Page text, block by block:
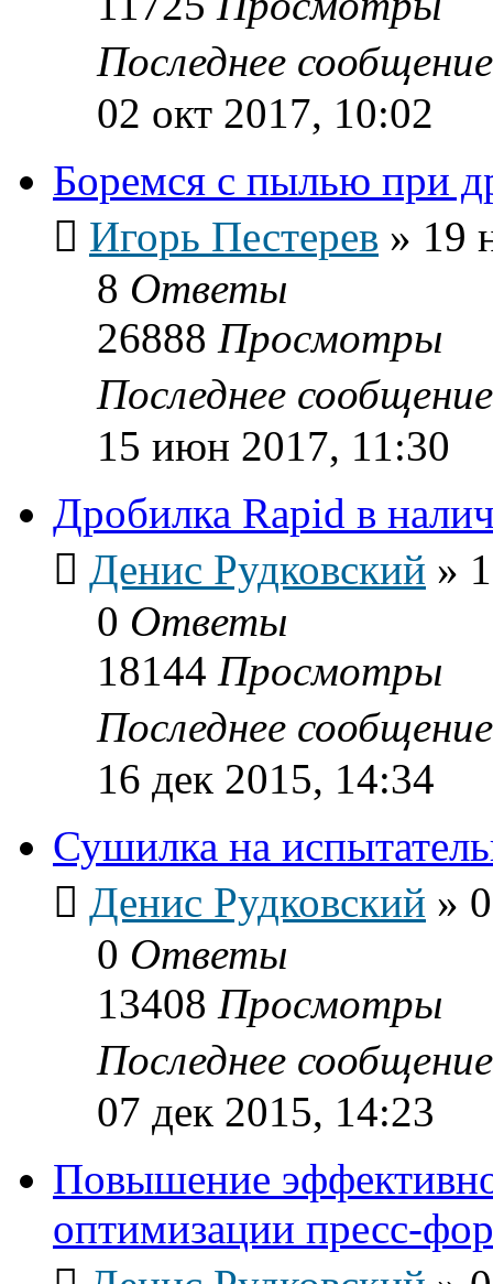
Последнее
02 окт 2017, 10:02
Боремся с пылью при
Игорь Пестерев » 19
8 Ответы
26888 Просмотры
Последнее
15 июн 2017, 11:30
Дробилка Rapid в
Денис Рудковский »
0 Ответы
18144 Просмотры
Последнее
16 дек 2015, 14:34
Сушилка на
Денис Рудковский »
0 Ответы
13408 Просмотры
Последнее
07 дек 2015, 14:23
Повышение
оптимизации пресс-